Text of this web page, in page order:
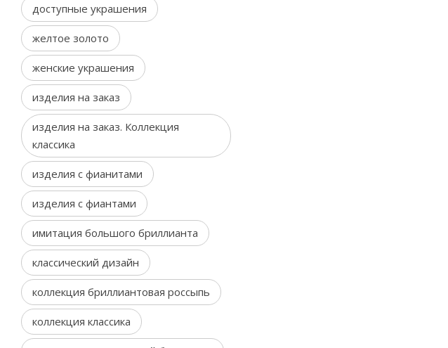
доступные украшения
желтое золото
женские украшения
изделия на заказ
изделия на заказ. Коллекция
классика
изделия с фианитами
изделия с фиантами
имитация большого бриллианта
классический дизайн
коллекция бриллиантовая россыпь
коллекция классика